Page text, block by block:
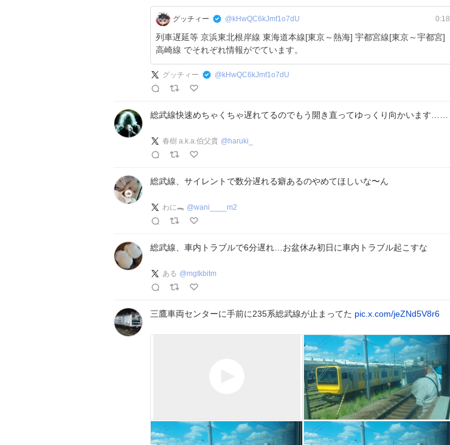
グッチィー @kHwQC6kJmf1o7dU 0:18
列車遅延等 京浜東北根岸線 東海道本線[東京～熱海] 宇都宮線[東京～宇都宮]
高崎線 でそれぞれ情報がでています。
グッチィー @ kHwQC6kJmf1o7dU
総武線快速めちゃくちゃ遅れてるのでもう開き直ってゆっくり向かいます……
春樹 a.k.a.伯父貴 @ haruki_
総武線、サイレントで数分遅れる癖あるのやめてほしいな〜ん
わに🐊 @wani____m2
総武線、車内トラブルで6分遅れ…お盆休み初日に車内トラブル起こすな
ある @mgtkbitm
三鷹車両センターに手前に235系総武線が止まってた pic.x.com/jeZNd5V8r6